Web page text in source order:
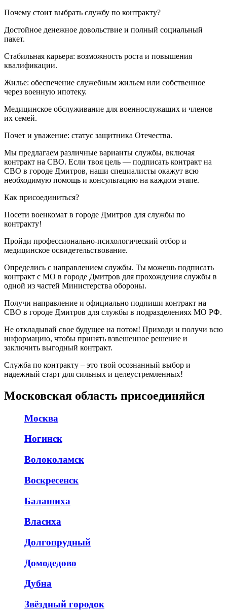
Почему стоит выбрать службу по контракту?
Достойное денежное довольствие и полный социальный
пакет.
Стабильная карьера: возможность роста и повышения
квалификации.
Жилье: обеспечение служебным жильем или собственное
через военную ипотеку.
Медицинское обслуживание для военнослужащих и членов
их семей.
Почет и уважение: статус защитника Отечества.
Мы предлагаем различные варианты службы, включая
контракт на СВО. Если твоя цель — подписать контракт на
СВО в городе Дмитров, наши специалисты окажут всю
необходимую помощь и консультацию на каждом этапе.
Как присоединиться?
Посети военкомат в городе Дмитров для службы по
контракту!
Пройди профессионально-психологический отбор и
медицинское освидетельствование.
Определись с направлением службы. Ты можешь подписать
контракт с МО в городе Дмитров для прохождения службы в
одной из частей Министерства обороны.
Получи направление и официально подпиши контракт на
СВО в городе Дмитров для службы в подразделениях МО РФ.
Не откладывай свое будущее на потом! Приходи и получи всю
информацию, чтобы принять взвешенное решение и
заключить выгодный контракт.
Служба по контракту – это твой осознанный выбор и
надежный старт для сильных и целеустремленных!
Московская область присоединяйся
Москва
Ногинск
Волоколамск
Воскресенск
Балашиха
Власиха
Долгопрудный
Домодедово
Дубна
Звёздный городок